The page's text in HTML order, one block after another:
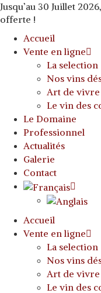
Jusqu’au 30 Juillet
offerte !
Accueil
Vente en ligne
La selection
Nos vins
Art de vivre
Le vin des
Le Domaine
Professionnel
Actualités
Galerie
Contact
Accueil
Vente en ligne
La selection
Nos vins
Art de vivre
Le vin des